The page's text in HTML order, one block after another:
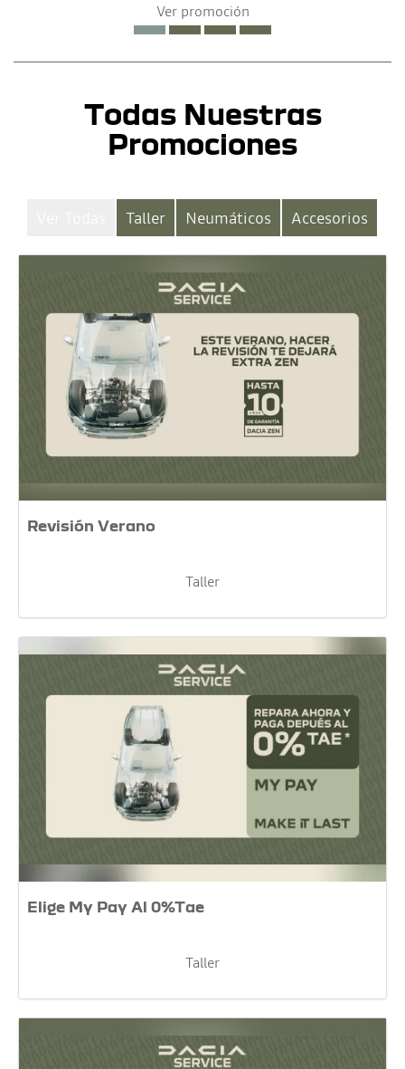
Ver promoción
Todas Nuestras
Promociones
Taller Neumáticos Accesorios
Revisión Verano
Taller
Elige My Pay Al 0%Tae
Taller